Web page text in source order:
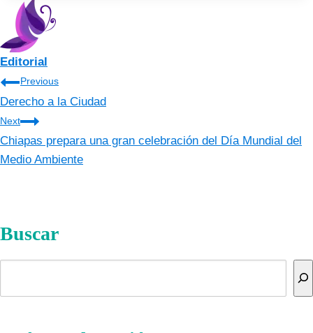
Editorial
Navegación
de
entradas
Previous
Derecho a la Ciudad
Next
Chiapas prepara una gran celebración del Día Mundial del
Medio Ambiente
Buscar